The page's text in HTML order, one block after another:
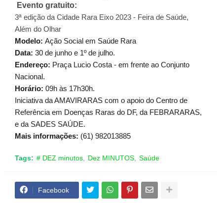
Evento gratuito:
3ª edição da Cidade Rara Eixo 2023 - Feira de Saúde,
Além do Olhar
Modelo: Ação Social em Saúde Rara
Data: 30 de junho e 1º de julho.
Endereço: Praça Lucio Costa - em frente ao Conjunto
Nacional.
Horário: 09h às 17h30h.
Iniciativa da AMAVIRARAS com o apoio do Centro de
Referência em Doenças Raras do DF, da FEBRARARAS,
e da SADES SAÚDE.
Mais informações: (61) 982013885
Tags: # DEZ minutos Dez MINUTOS Saúde
Facebook